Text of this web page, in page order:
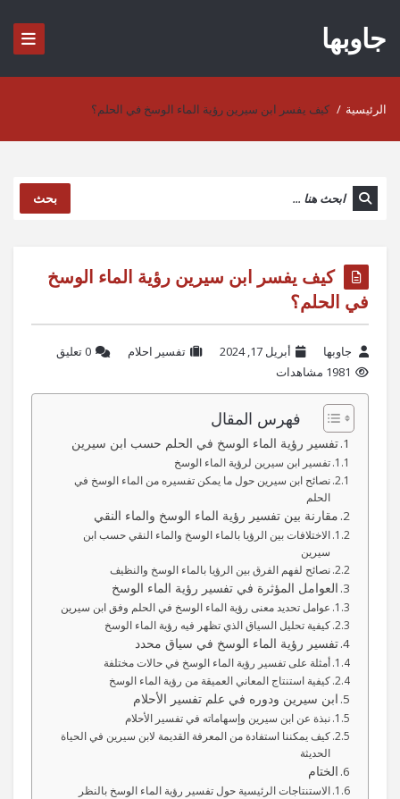
جاوبها
الرئيسية / كيف يفسر ابن سيرين رؤية الماء الوسخ في الحلم؟
بحث
كيف يفسر ابن سيرين رؤية الماء الوسخ
في الحلم؟
جاوبها أبريل 17, 2024 تفسير احلام
‫0 تعليق
1981 مشاهدات
فهرس المقال
تفسير رؤية الماء الوسخ في الحلم حسب ابن سيرين
تفسير ابن سيرين لرؤية الماء الوسخ
نصائح ابن سيرين حول ما يمكن تفسيره من الماء الوسخ في
الحلم
مقارنة بين تفسير رؤية الماء الوسخ والماء النقي
الاختلافات بين الرؤيا بالماء الوسخ والماء النقي حسب ابن
سيرين
نصائح لفهم الفرق بين الرؤيا بالماء الوسخ والنظيف
العوامل المؤثرة في تفسير رؤية الماء الوسخ
عوامل تحديد معنى رؤية الماء الوسخ في الحلم وفق ابن سيرين
كيفية تحليل السياق الذي تظهر فيه رؤية الماء الوسخ
تفسير رؤية الماء الوسخ في سياق محدد
أمثلة على تفسير رؤية الماء الوسخ في حالات مختلفة
كيفية استنتاج المعاني العميقة من رؤية الماء الوسخ
ابن سيرين ودوره في علم تفسير الأحلام
نبذة عن ابن سيرين وإسهاماته في تفسير الأحلام
كيف يمكننا استفادة من المعرفة القديمة لابن سيرين في الحياة
الحديثة
الختام
الاستنتاجات الرئيسية حول تفسير رؤية الماء الوسخ بالنظر